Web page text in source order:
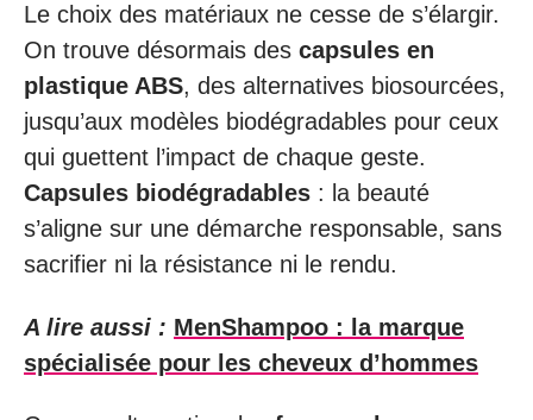
Le choix des matériaux ne cesse de s’élargir.
On trouve désormais des capsules en
plastique ABS, des alternatives biosourcées,
jusqu’aux modèles biodégradables pour ceux
qui guettent l’impact de chaque geste.
Capsules biodégradables : la beauté
s’aligne sur une démarche responsable, sans
sacrifier ni la résistance ni le rendu.
A lire aussi : MenShampoo : la marque
spécialisée pour les cheveux d’hommes